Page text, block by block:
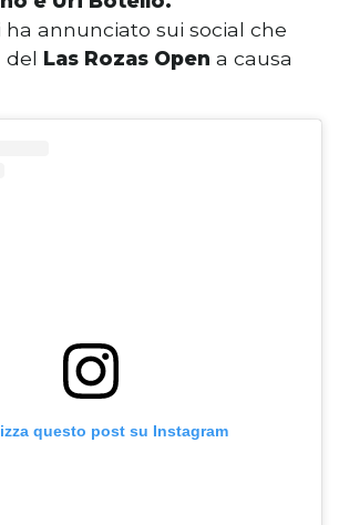
annunciato sui social che
del Las Rozas Open a causa
questo post su Instagram